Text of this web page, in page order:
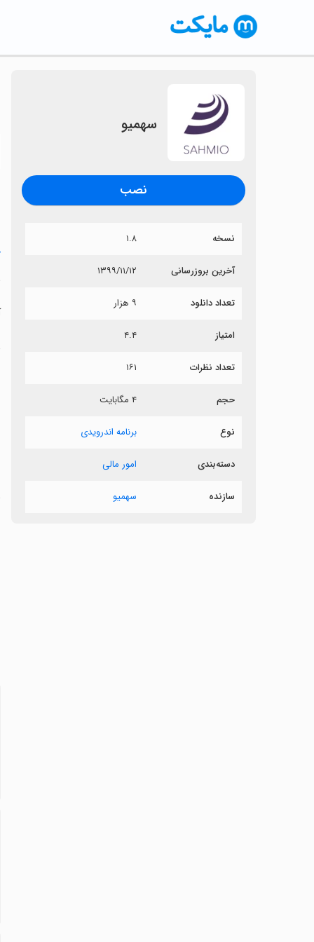
سهمیو
نصب
نسخه ۱.۸
آخرین بروزرسانی ۱۳۹۹/۱۱/۱۲
تعداد دانلود ۹ هزار
امتیاز ۴.۴
تعداد نظرات ۱۶۱
حجم ۴ مگابایت
نوع برنامه اندرویدی
دسته‌بندی امور مالی
سازنده سهمیو